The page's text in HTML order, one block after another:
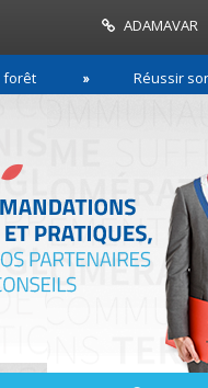
ADAMAVAR
Réussir son